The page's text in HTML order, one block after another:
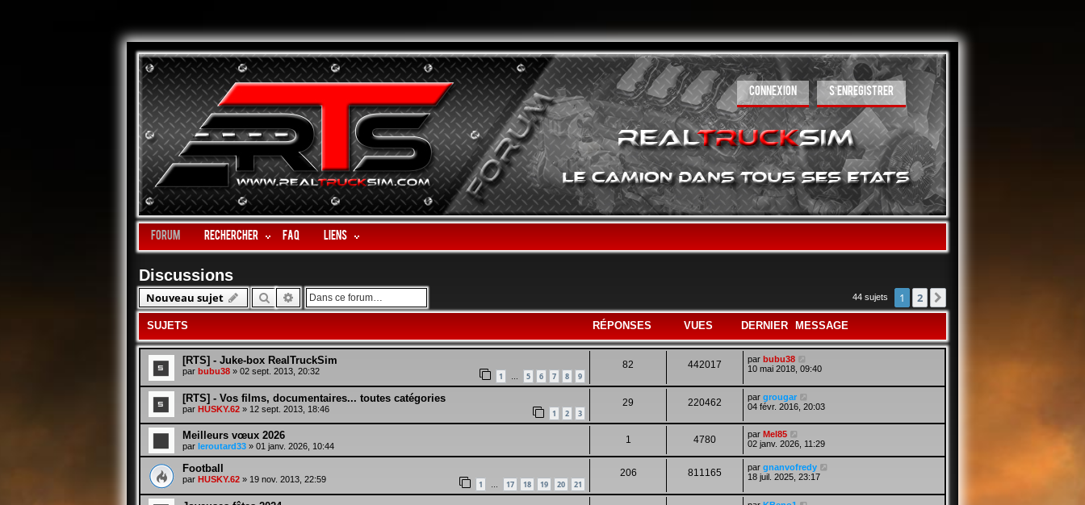
CONNEXION S’ENREGISTRER
Forum Rechercher FAQ LIENS
Discussions
Nouveau sujet RechercherRecherche avancée 44 sujets 1 2
SUJETS RÉPONSES VUES DERNIER MESSAGE
[RTS] - Juke-box RealTruckSim
par bubu38 » 02 sept. 2013, 20:32 1 … 5 6 7 8 9
82 442017 par bubu38
10 mai 2018, 09:40
[RTS] - Vos films, documentaires... toutes catégories
par HUSKY.62 » 12 sept. 2013, 18:46 1 2 3
29 220462 par grougar
04 févr. 2016, 20:03
Meilleurs vœux 2026
par leroutard33 » 01 janv. 2026, 10:44
1 4780 par Mel85
02 janv. 2026, 11:29
Football
par HUSKY.62 » 19 nov. 2013, 22:59 1 … 17 18 19 20 21
206 811165 par gnanvofredy
18 juil. 2025, 23:17